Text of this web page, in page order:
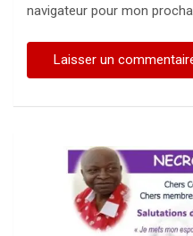
navigateur pour mon